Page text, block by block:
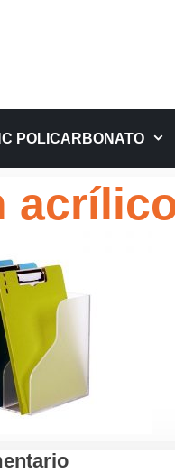
POLICARBONATO